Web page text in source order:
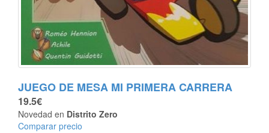
JUEGO DE MESA MI PRIMERA CARRERA
19.5€
Novedad en Distrito Zero
Comparar precio